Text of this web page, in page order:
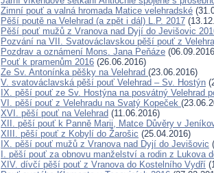
Zimní pouť a valná hromada Matice velehradské
Pěší poutě na Velehrad (a zpět i dál) L.P. 2017
Pěší pouť mužů z Vranova nad Dyjí do Jevišovic
Pozvání na VII. Svatováclavskou pěší pouť z
Pozdrav a oznámení Mons. Jana Peňáze
Pouť k pramenům 2016 (26.06.2016)
Ze Sv. Antonínka pěšky na Velehrad (23.06.2016)
V. svatováclavská pěší pouť Velehrad – Sv. Hostýn
IX. pěší pouť ze Sv. Hostýna na posvátný Velehrad
VI. pěší pouť z Velehradu na Svatý Kopeček
XVI. pěší pouť na Velehrad (11.06.2016)
XII. pěší pouť k Panně Marii, Matce Důvěry v
XIII. pěší pouť z Kobylí do Žarošic (25.04.2016)
IX. pěší pouť mužů z Vranova nad Dyjí do Jevišovic
I. pěší pouť za obnovu manželství a rodin z Lukova
XIV. dívčí pěší pouť z Vranova do Kostelního Vydří